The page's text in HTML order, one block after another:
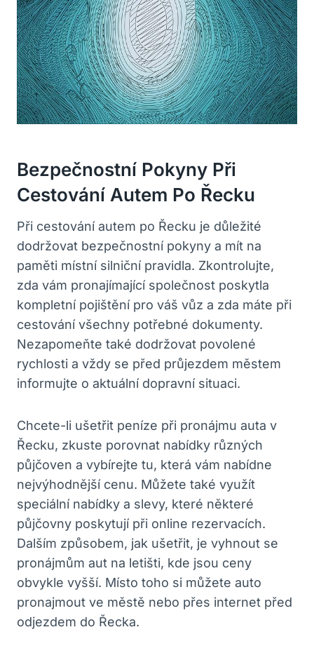
Bezpečnostní ​Pokyny Při⁤
Cestování Autem Po Řecku
Při cestování‍ autem po Řecku je důležité
dodržovat ‌bezpečnostní pokyny ⁣a mít na
paměti⁤ místní silniční pravidla. Zkontrolujte,
zda⁤ vám ‌pronajímající společnost ⁣poskytla‍
kompletní pojištění pro váš‍ vůz a zda máte⁢ při
cestování všechny potřebné dokumenty.
Nezapomeňte také ‌dodržovat ‍povolené
rychlosti a vždy se ⁣před průjezdem městem
⁤informujte o aktuální dopravní situaci.
Chcete-li ​ušetřit peníze ‍při pronájmu auta v
Řecku, zkuste porovnat nabídky ‍různých
⁢půjčoven a vybírejte ⁣tu, která ​vám nabídne
nejvýhodnější ‍cenu. Můžete‌ také⁤ využít
⁤speciální nabídky a slevy, které některé‌
půjčovny ​poskytují ⁣při online ⁣rezervacích.‌
Dalším způsobem, jak ušetřit, je vyhnout se⁣
pronájmům aut na letišti, kde jsou‌ ceny
‌obvykle vyšší. Místo toho ‍si můžete⁢ auto
pronajmout ve městě nebo přes internet před
odjezdem do ⁣Řecka.